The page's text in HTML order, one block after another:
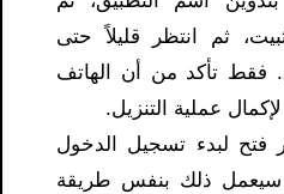
ثم انتظر قليلاً حتى
فقط تأكد من أن الهاتف
لبدء تسجيل الدخول
سيعمل ذلك بنفس طريقة